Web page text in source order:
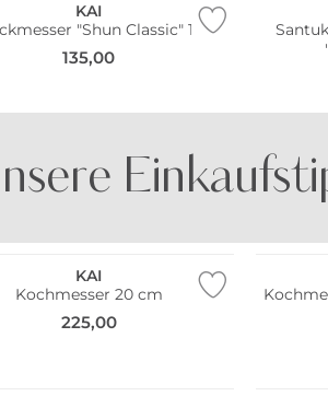
KAI
"Shun Classic" 15cm
135,00
BE FAMOUS DOCK
KAI
Kochmesser 20 cm
225,00